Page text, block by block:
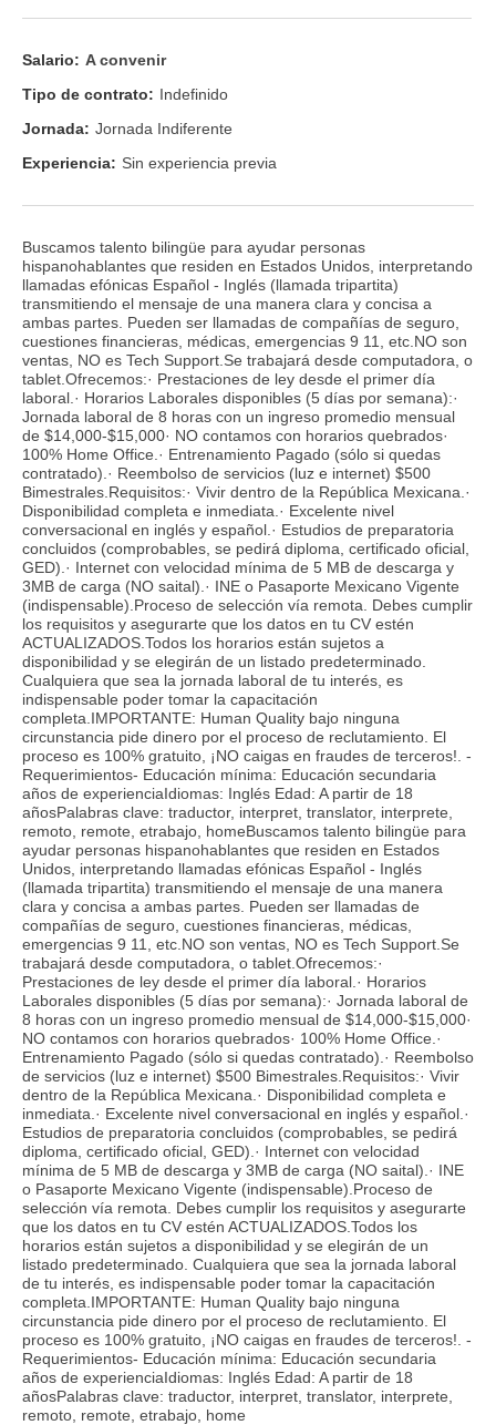
Salario: A convenir
Tipo de contrato: Indefinido
Jornada: Jornada Indiferente
Experiencia: Sin experiencia previa
Buscamos talento bilingüe para ayudar personas
hispanohablantes que residen en Estados Unidos, interpretando
llamadas efónicas Español - Inglés (llamada tripartita)
transmitiendo el mensaje de una manera clara y concisa a
ambas partes. Pueden ser llamadas de compañías de seguro,
cuestiones financieras, médicas, emergencias 9 11, etc.NO son
ventas, NO es Tech Support.Se trabajará desde computadora, o
tablet.Ofrecemos:· Prestaciones de ley desde el primer día
laboral.· Horarios Laborales disponibles (5 días por semana):·
Jornada laboral de 8 horas con un ingreso promedio mensual
de $14,000-$15,000· NO contamos con horarios quebrados·
100% Home Office.· Entrenamiento Pagado (sólo si quedas
contratado).· Reembolso de servicios (luz e internet) $500
Bimestrales.Requisitos:· Vivir dentro de la República Mexicana.·
Disponibilidad completa e inmediata.· Excelente nivel
conversacional en inglés y español.· Estudios de preparatoria
concluidos (comprobables, se pedirá diploma, certificado oficial,
GED).· Internet con velocidad mínima de 5 MB de descarga y
3MB de carga (NO saital).· INE o Pasaporte Mexicano Vigente
(indispensable).Proceso de selección vía remota. Debes cumplir
los requisitos y asegurarte que los datos en tu CV estén
ACTUALIZADOS.Todos los horarios están sujetos a
disponibilidad y se elegirán de un listado predeterminado.
Cualquiera que sea la jornada laboral de tu interés, es
indispensable poder tomar la capacitación
completa.IMPORTANTE: Human Quality bajo ninguna
circunstancia pide dinero por el proceso de reclutamiento. El
proceso es 100% gratuito, ¡NO caigas en fraudes de terceros!. -
Requerimientos- Educación mínima: Educación secundaria
años de experienciaIdiomas: Inglés Edad: A partir de 18
añosPalabras clave: traductor, interpret, translator, interprete,
remoto, remote, etrabajo, homeBuscamos talento bilingüe para
ayudar personas hispanohablantes que residen en Estados
Unidos, interpretando llamadas efónicas Español - Inglés
(llamada tripartita) transmitiendo el mensaje de una manera
clara y concisa a ambas partes. Pueden ser llamadas de
compañías de seguro, cuestiones financieras, médicas,
emergencias 9 11, etc.NO son ventas, NO es Tech Support.Se
trabajará desde computadora, o tablet.Ofrecemos:·
Prestaciones de ley desde el primer día laboral.· Horarios
Laborales disponibles (5 días por semana):· Jornada laboral de
8 horas con un ingreso promedio mensual de $14,000-$15,000·
NO contamos con horarios quebrados· 100% Home Office.·
Entrenamiento Pagado (sólo si quedas contratado).· Reembolso
de servicios (luz e internet) $500 Bimestrales.Requisitos:· Vivir
dentro de la República Mexicana.· Disponibilidad completa e
inmediata.· Excelente nivel conversacional en inglés y español.·
Estudios de preparatoria concluidos (comprobables, se pedirá
diploma, certificado oficial, GED).· Internet con velocidad
mínima de 5 MB de descarga y 3MB de carga (NO saital).· INE
o Pasaporte Mexicano Vigente (indispensable).Proceso de
selección vía remota. Debes cumplir los requisitos y asegurarte
que los datos en tu CV estén ACTUALIZADOS.Todos los
horarios están sujetos a disponibilidad y se elegirán de un
listado predeterminado. Cualquiera que sea la jornada laboral
de tu interés, es indispensable poder tomar la capacitación
completa.IMPORTANTE: Human Quality bajo ninguna
circunstancia pide dinero por el proceso de reclutamiento. El
proceso es 100% gratuito, ¡NO caigas en fraudes de terceros!. -
Requerimientos- Educación mínima: Educación secundaria
años de experienciaIdiomas: Inglés Edad: A partir de 18
añosPalabras clave: traductor, interpret, translator, interprete,
remoto, remote, etrabajo, home